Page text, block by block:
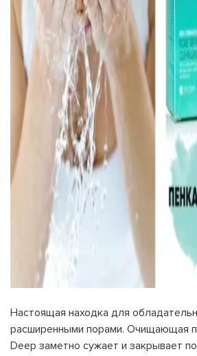
Настоящая находка для
расширенными порами. Очищающая
Deep заметно сужает и закрывает